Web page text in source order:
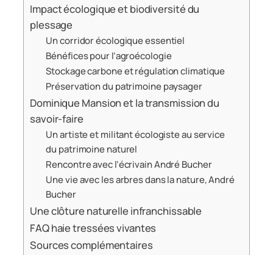
Impact écologique et biodiversité du
plessage
Un corridor écologique essentiel
Bénéfices pour l’agroécologie
Stockage carbone et régulation climatique
Préservation du patrimoine paysager
Dominique Mansion et la transmission du
savoir-faire
Un artiste et militant écologiste au service
du patrimoine naturel
Rencontre avec l’écrivain André Bucher
Une vie avec les arbres dans la nature, André
Bucher
Une clôture naturelle infranchissable
FAQ haie tressées vivantes
Sources complémentaires